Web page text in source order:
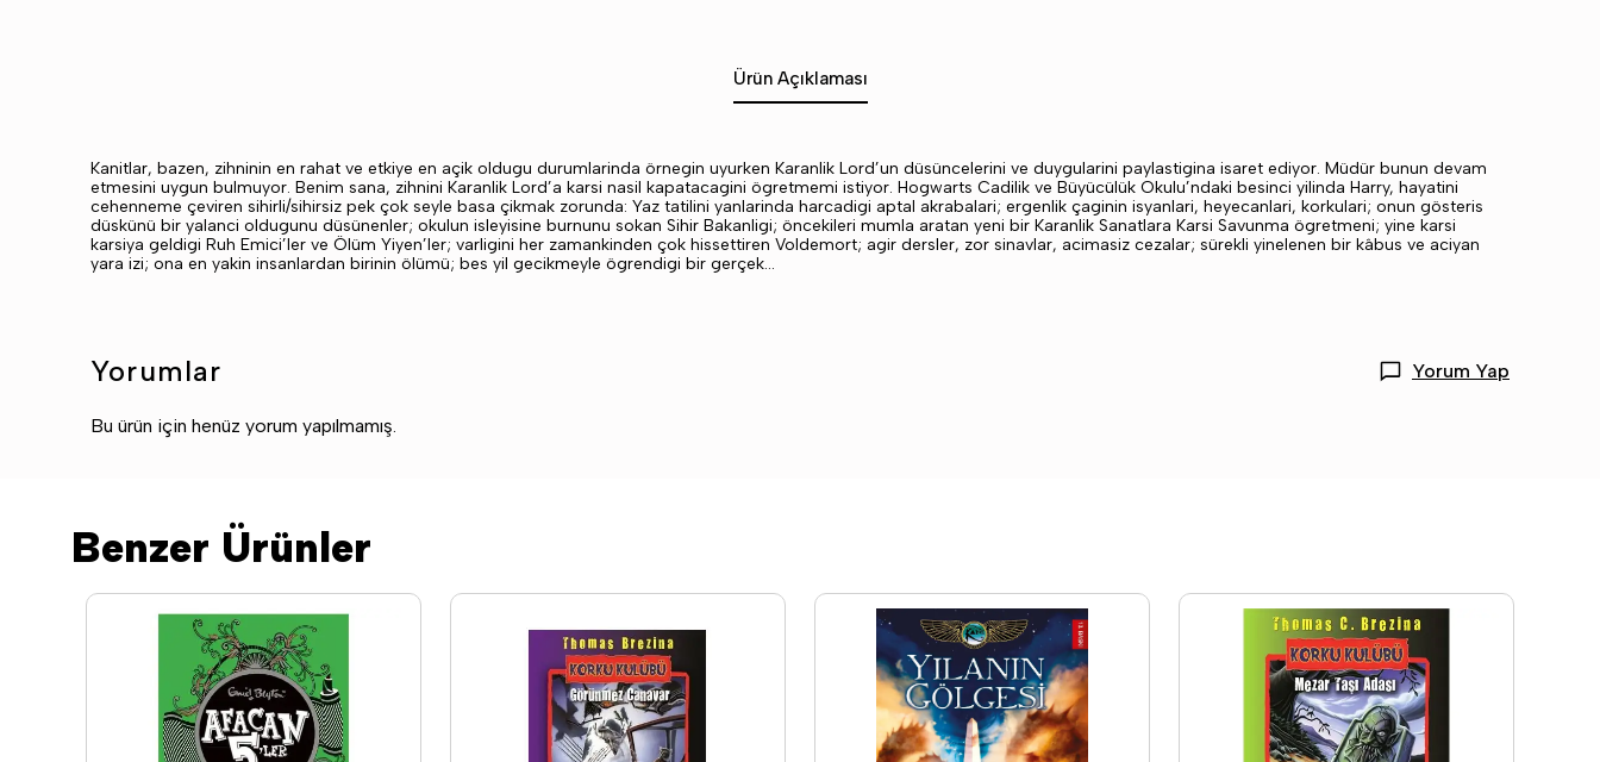
Ürün Açıklaması
Kanitlar, bazen, zihninin en rahat ve etkiye en açik oldugu durumlarinda örnegin uyurken Karanlik Lord’un düsüncelerini ve duygularini paylastigina isaret ediyor. Müdür bunun devam
etmesini uygun bulmuyor. Benim sana, zihnini Karanlik Lord’a karsi nasil kapatacagini ögretmemi istiyor. Hogwarts Cadilik ve Büyücülük Okulu’ndaki besinci yilinda Harry, hayatini
cehenneme çeviren sihirli/sihirsiz pek çok seyle basa çikmak zorunda: Yaz tatilini yanlarinda harcadigi aptal akrabalari; ergenlik çaginin isyanlari, heyecanlari, korkulari; onun gösteris
düskünü bir yalanci oldugunu düsünenler; okulun isleyisine burnunu sokan Sihir Bakanligi; öncekileri mumla aratan yeni bir Karanlik Sanatlara Karsi Savunma ögretmeni; yine karsi
karsiya geldigi Ruh Emici’ler ve Ölüm Yiyen’ler; varligini her zamankinden çok hissettiren Voldemort; agir dersler, zor sinavlar, acimasiz cezalar; sürekli yinelenen bir kâbus ve aciyan
yara izi; ona en yakin insanlardan birinin ölümü; bes yil gecikmeyle ögrendigi bir gerçek...
Yorumlar Yorum Yap
Bu ürün için henüz yorum yapılmamış.
Benzer Ürünler